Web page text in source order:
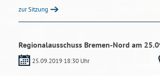
zur Sitzung
Regionalausschuss Bremen-Nord am
25.09.2019 18:30 Uhr